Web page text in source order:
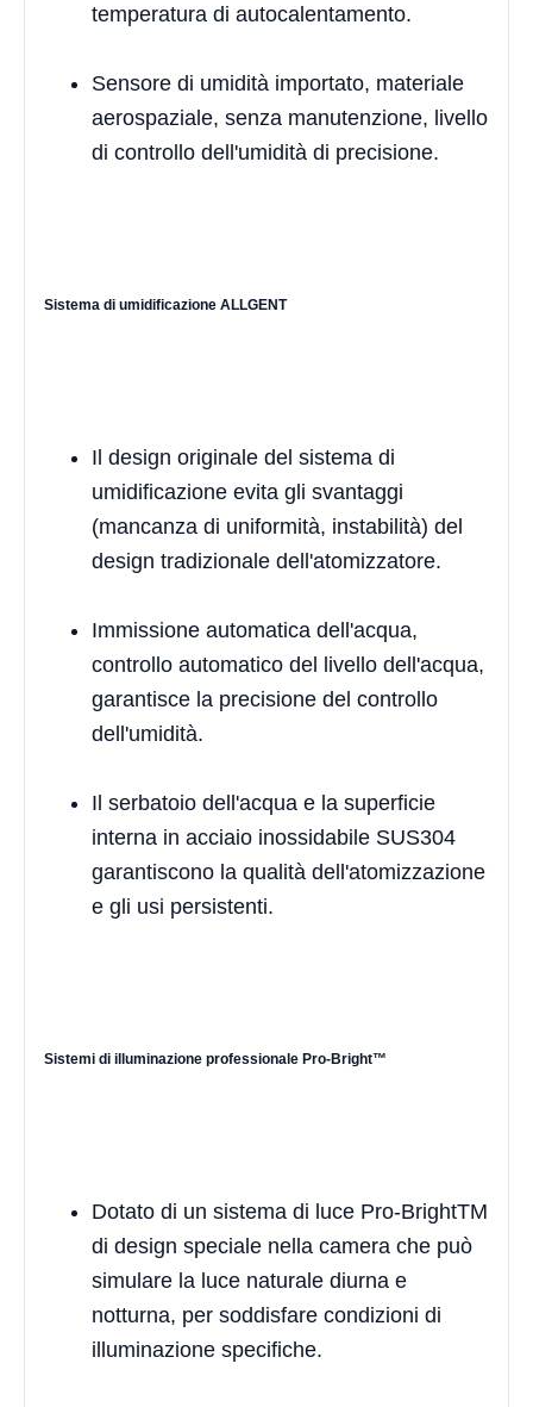
temperatura di autocalentamento.
Sensore di umidità importato, materiale
aerospaziale, senza manutenzione, livello
di controllo dell'umidità di precisione.
Sistema di umidificazione ALLGENT
Il design originale del sistema di
umidificazione evita gli svantaggi
(mancanza di uniformità, instabilità) del
design tradizionale dell'atomizzatore.
Immissione automatica dell'acqua,
controllo automatico del livello dell'acqua,
garantisce la precisione del controllo
dell'umidità.
Il serbatoio dell'acqua e la superficie
interna in acciaio inossidabile SUS304
garantiscono la qualità dell'atomizzazione
e gli usi persistenti.
Sistemi di illuminazione professionale Pro-Bright™
Dotato di un sistema di luce Pro-BrightTM
di design speciale nella camera che può
simulare la luce naturale diurna e
notturna, per soddisfare condizioni di
illuminazione specifiche.